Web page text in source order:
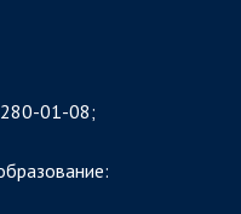
280-01-08;